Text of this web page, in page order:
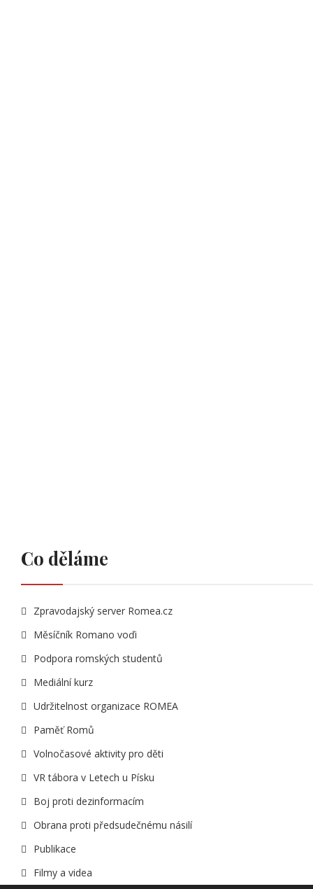
Co děláme
Zpravodajský server Romea.cz
Měsíčník Romano voďi
Podpora romských studentů
Mediální kurz
Udržitelnost organizace ROMEA
Paměť Romů
Volnočasové aktivity pro děti
VR tábora v Letech u Písku
Boj proti dezinformacím
Obrana proti předsudečnému násilí
Publikace
Filmy a videa